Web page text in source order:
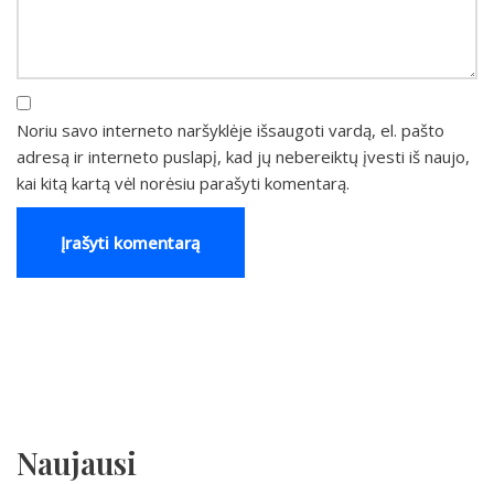
Noriu savo interneto naršyklėje išsaugoti vardą, el. pašto
adresą ir interneto puslapį, kad jų nebereiktų įvesti iš naujo,
kai kitą kartą vėl norėsiu parašyti komentarą.
Naujausi